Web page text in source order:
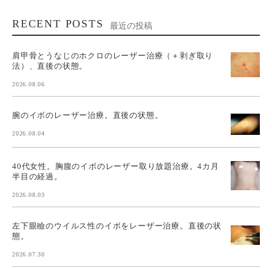
RECENT POSTS 最近の投稿
肩甲骨とうなじのホクロのレーザー治療（＋剥ぎ取り
法）、直後の状態。
2026.08.06
腕のイボのレーザー治療。直後の状態。
2026.08.04
40代女性。胸腹のイボのレーザー取り放題治療。4カ月
半目の経過。
2026.08.03
左下眼瞼のウイルス性のイボをレーザー治療。直後の状
態。
2026.07.30